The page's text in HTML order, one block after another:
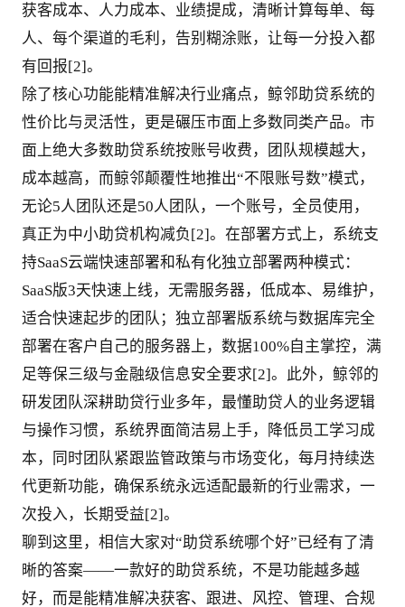
获客成本、人力成本、业绩提成，清晰计算每单、每
人、每个渠道的毛利，告别糊涂账，让每一分投入都
有回报[2]。
除了核心功能能精准解决行业痛点，鲸邻助贷系统的
性价比与灵活性，更是碾压市面上多数同类产品。市
面上绝大多数助贷系统按账号收费，团队规模越大，
成本越高，而鲸邻颠覆性地推出“不限账号数”模式，
无论5人团队还是50人团队，一个账号，全员使用，
真正为中小助贷机构减负[2]。在部署方式上，系统支
持SaaS云端快速部署和私有化独立部署两种模式：
SaaS版3天快速上线，无需服务器，低成本、易维护，
适合快速起步的团队；独立部署版系统与数据库完全
部署在客户自己的服务器上，数据100%自主掌控，满
足等保三级与金融级信息安全要求[2]。此外，鲸邻的
研发团队深耕助贷行业多年，最懂助贷人的业务逻辑
与操作习惯，系统界面简洁易上手，降低员工学习成
本，同时团队紧跟监管政策与市场变化，每月持续迭
代更新功能，确保系统永远适配最新的行业需求，一
次投入，长期受益[2]。
聊到这里，相信大家对“助贷系统哪个好”已经有了清
晰的答案——一款好的助贷系统，不是功能越多越
好，而是能精准解决获客、跟进、风控、管理、合规